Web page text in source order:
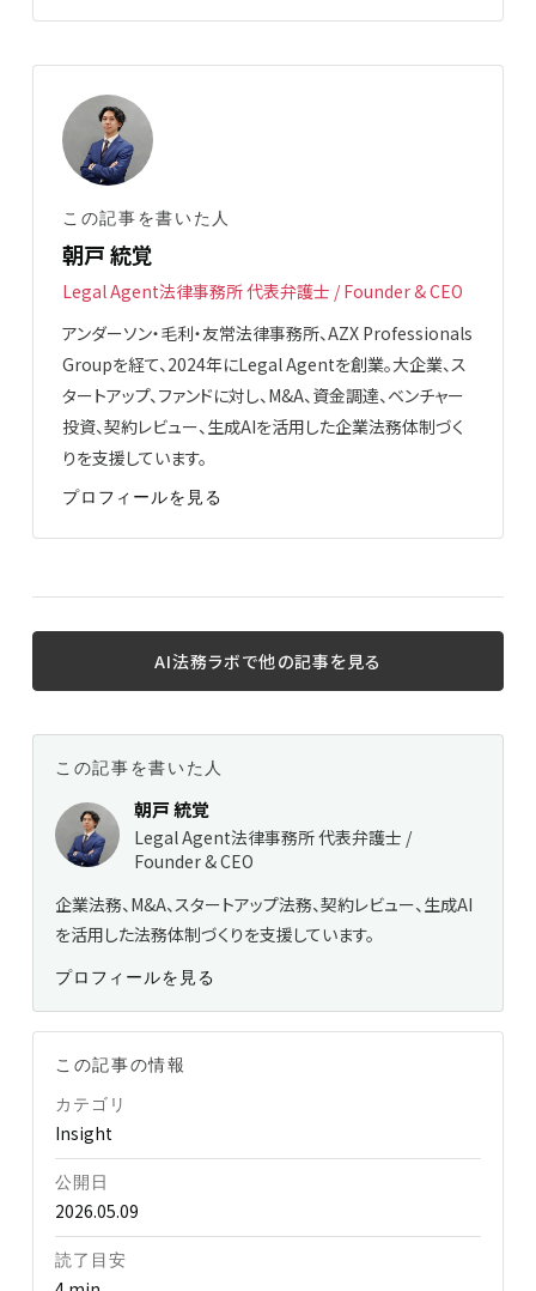
この記事を書いた人
朝戸 統覚
Legal Agent法律事務所 代表弁護士 / Founder & CEO
アンダーソン・毛利・友常法律事務所、AZX Professionals
Groupを経て、2024年にLegal Agentを創業。大企業、ス
タートアップ、ファンドに対し、M&A、資金調達、ベンチャー
投資、契約レビュー、生成AIを活用した企業法務体制づく
りを支援しています。
プロフィールを見る
AI法務ラボで他の記事を見る
この記事を書いた人
朝戸 統覚
Legal Agent法律事務所 代表弁護士 /
Founder & CEO
企業法務、M&A、スタートアップ法務、契約レビュー、生成AI
を活用した法務体制づくりを支援しています。
プロフィールを見る
この記事の情報
カテゴリ
Insight
公開日
2026.05.09
読了目安